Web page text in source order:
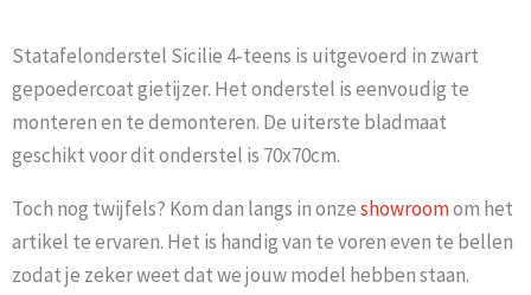
Statafelonderstel Sicilie 4-teens is uitgevoerd in zwart
gepoedercoat gietijzer. Het onderstel is eenvoudig te
monteren en te demonteren. De uiterste bladmaat
geschikt voor dit onderstel is 70x70cm.
Toch nog twijfels? Kom dan langs in onzeshowroomom het
artikel te ervaren. Het is handig van te voren even te bellen
zodat je zeker weet dat we jouw model hebben staan.